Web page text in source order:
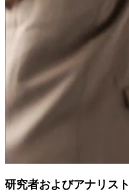
研究者およびアナリスト